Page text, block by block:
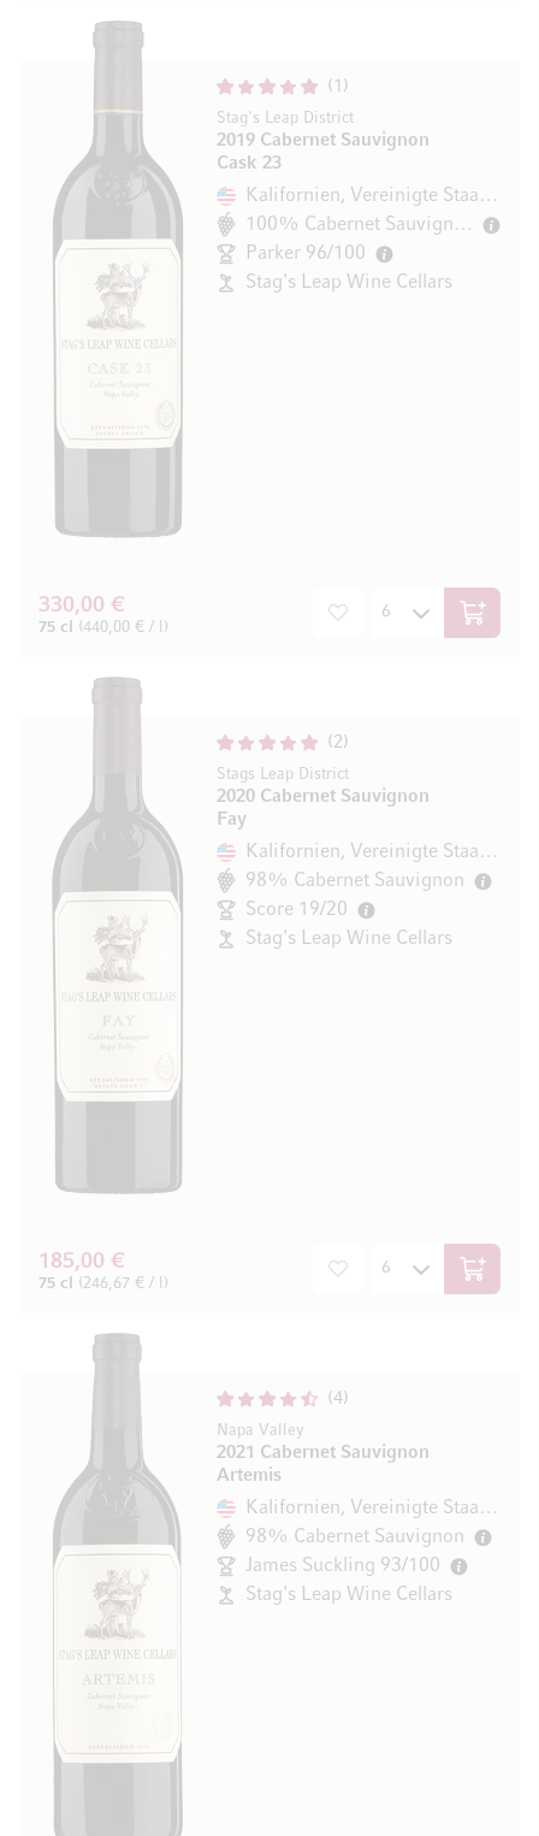
1
Stag's Leap District
2019 Cabernet Sauvignon
Cask 23
Kalifornien, Vereinigte Staaten
100% Cabernet Sauvignon
Parker 96/100
Stag's Leap Wine Cellars
330,00 €
75 cl (440,00 € / l) In den
2
Stags Leap District
2020 Cabernet Sauvignon
Fay
Kalifornien, Vereinigte Staaten
98% Cabernet Sauvignon
Score 19/20
Stag's Leap Wine Cellars
185,00 €
75 cl (246,67 € / l) In den
4
Napa Valley
2021 Cabernet Sauvignon
Artemis
Kalifornien, Vereinigte Staaten
98% Cabernet Sauvignon
James Suckling 93/100
Stag's Leap Wine Cellars